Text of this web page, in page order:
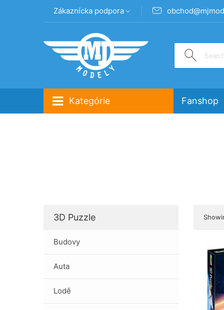
Zákaznícka podpora
Kategórie Fanshop
3D Puzzle
Budovy
Auta
Lodě